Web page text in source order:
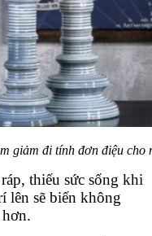
giảm đi tính đơn điệu cho
thiếu sức sống khi
lên sẽ biến không